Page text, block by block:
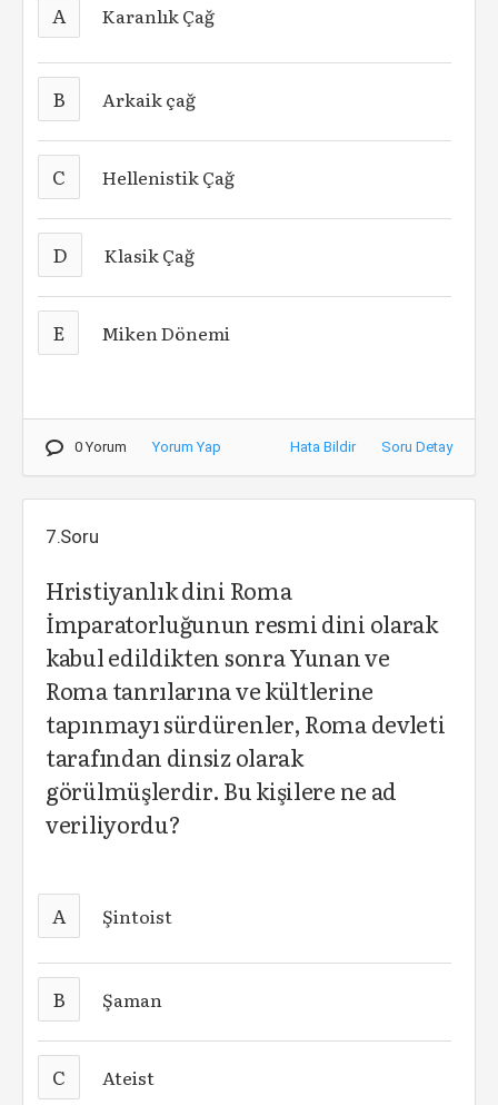
A Karanlık Çağ
B Arkaik çağ
C Hellenistik Çağ
D Klasik Çağ
E Miken Dönemi
0 Yorum Yorum Yap Hata Bildir Soru Detay
7.Soru
Hristiyanlık dini Roma
İmparatorluğunun resmi dini olarak
kabul edildikten sonra Yunan ve
Roma tanrılarına ve kültlerine
tapınmayı sürdürenler, Roma devleti
tarafından dinsiz olarak
görülmüşlerdir. Bu kişilere ne ad
veriliyordu?
A Şintoist
B Şaman
C Ateist